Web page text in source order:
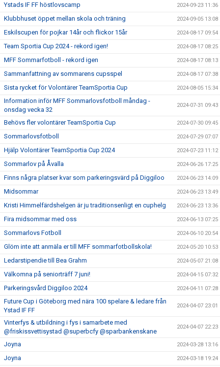
Ystads IF FF höstlovscamp 2024-09-23 11:36
Klubbhuset öppet mellan skola och träning 2024-09-05 13:08
Eskilscupen för pojkar 14år och flickor 15år 2024-08-17 09:54
Team Sportia Cup 2024 - rekord igen! 2024-08-17 08:25
MFF Sommarfotboll - rekord igen 2024-08-17 08:13
Sammanfattning av sommarens cupsspel 2024-08-17 07:38
Sista rycket för Volontärer TeamSportia Cup 2024-08-05 15:34
Information inför MFF Sommarlovsfotboll måndag -
onsdag vecka 32
2024-07-31 09:43
Behövs fler volontärer TeamSportia Cup 2024-07-30 09:45
Sommarlovsfotboll 2024-07-29 07:07
Hjälp Volontärer TeamSportia Cup 2024 2024-07-23 11:12
Sommarlov på Åvalla 2024-06-26 17:25
Finns några platser kvar som parkeringsvärd på Diggiloo 2024-06-23 14:09
Midsommar 2024-06-23 13:49
Kristi Himmelfärdshelgen är ju traditionsenligt en cuphelg 2024-06-23 13:36
Fira midsommar med oss 2024-06-13 07:25
Sommarlovs Fotboll 2024-06-10 20:54
Glöm inte att anmäla er till MFF sommarfotbollskola! 2024-05-20 10:53
Ledarstipendie till Bea Grahm 2024-05-07 21:08
Välkomna på seniorträff 7 juni! 2024-04-15 07:32
Parkeringsvård Diggiloo 2024 2024-04-11 07:28
Future Cup i Göteborg med nära 100 spelare & ledare från
Ystad IF FF
2024-04-07 23:01
Vinterfys & utbildning i fys i samarbete med
@friskissvettisystad @superbcfy @sparbankenskane
2024-04-07 22:23
Joyna 2024-03-28 13:16
Joyna 2024-03-18 19:24